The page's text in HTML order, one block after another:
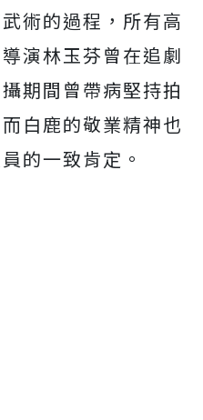
術的過程， 所有高
演林玉芬曾在追劇
期間曾帶病堅持拍
而白鹿的敬業精神也
的一致肯定。